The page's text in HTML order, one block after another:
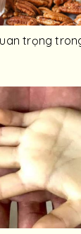
trọng